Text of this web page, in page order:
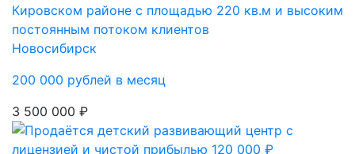
Кировском районе с площадью 220 кв.м и высоким
постоянным потоком клиентов
Новосибирск
200 000 рублей в месяц
3 500 000 ₽